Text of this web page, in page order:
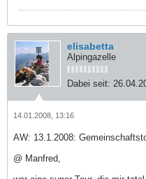
elisabetta
Alpingazelle
Dabei seit:
14.01.2008, 13:16
AW: 13.1.2008:
@ Manfred,